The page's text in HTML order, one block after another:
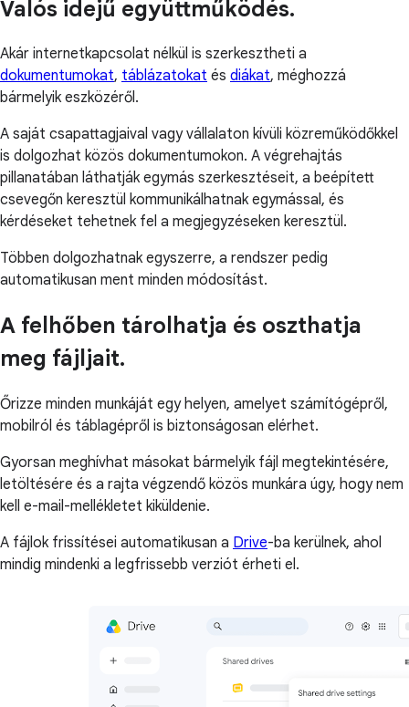
Valós idejű együttműködés.
Akár internetkapcsolat nélkül is szerkesztheti a
dokumentumokat, táblázatokat és diákat, méghozzá
bármelyik eszközéről.
A saját csapattagjaival vagy vállalaton kívüli közreműködőkkel
is dolgozhat közös dokumentumokon. A végrehajtás
pillanatában láthatják egymás szerkesztéseit, a beépített
csevegőn keresztül kommunikálhatnak egymással, és
kérdéseket tehetnek fel a megjegyzéseken keresztül.
Többen dolgozhatnak egyszerre, a rendszer pedig
automatikusan ment minden módosítást.
A felhőben tárolhatja és oszthatja
meg fájljait.
Őrizze minden munkáját egy helyen, amelyet számítógépről,
mobilról és táblagépről is biztonságosan elérhet.
Gyorsan meghívhat másokat bármelyik fájl megtekintésére,
letöltésére és a rajta végzendő közös munkára úgy, hogy nem
kell e-mail-mellékletet kiküldenie.
A fájlok frissítései automatikusan a Drive-ba kerülnek, ahol
mindig mindenki a legfrissebb verziót érheti el.